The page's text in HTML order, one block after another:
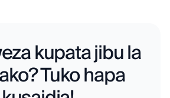
kupata jibu la
Tuko hapa